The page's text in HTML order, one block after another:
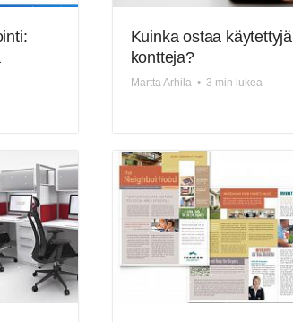
Kuinka ostaa käytettyjä
kontteja?
Martta Arhila • 3 min lukea